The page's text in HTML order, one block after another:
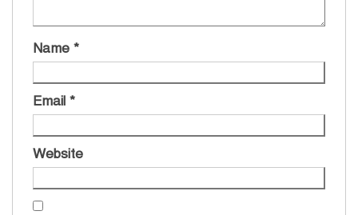
Name *
Email *
Website